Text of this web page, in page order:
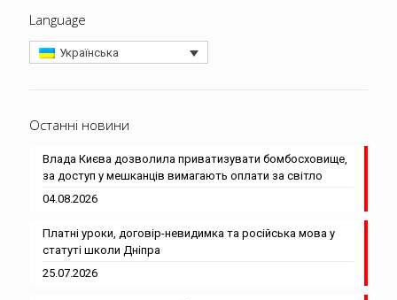
Language
Українська
Останні новини
Влада Києва дозволила приватизувати бомбосховище,
за доступ у мешканців вимагають оплати за світло
04.08.2026
Платні уроки, договір-невидимка та російська мова у
статуті школи Дніпра
25.07.2026